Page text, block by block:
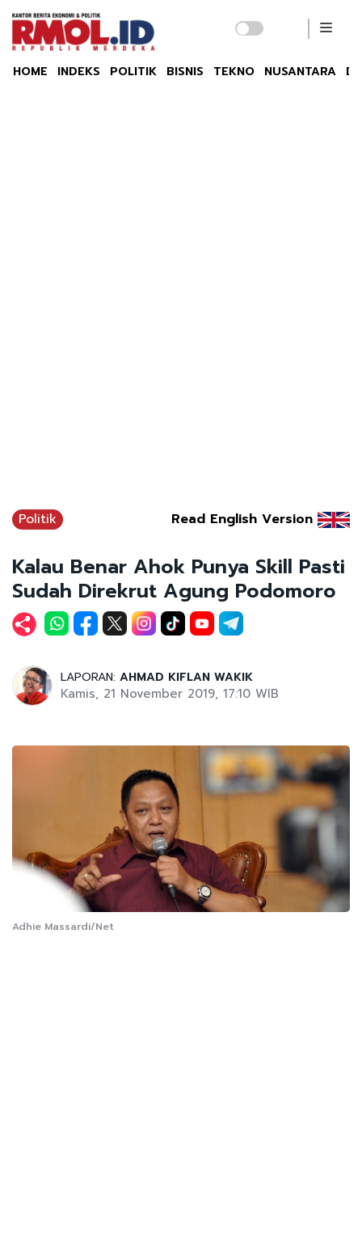
HOME INDEKS POLITIK BISNIS TEKNO NUSANTARA
Politik Read English Version
Kalau Benar Ahok Punya Skill Pasti
Sudah Direkrut Agung Podomoro
LAPORAN: AHMAD KIFLAN WAKIK
Kamis, 21 November 2019, 17:10 WIB
Adhie Massardi/Net